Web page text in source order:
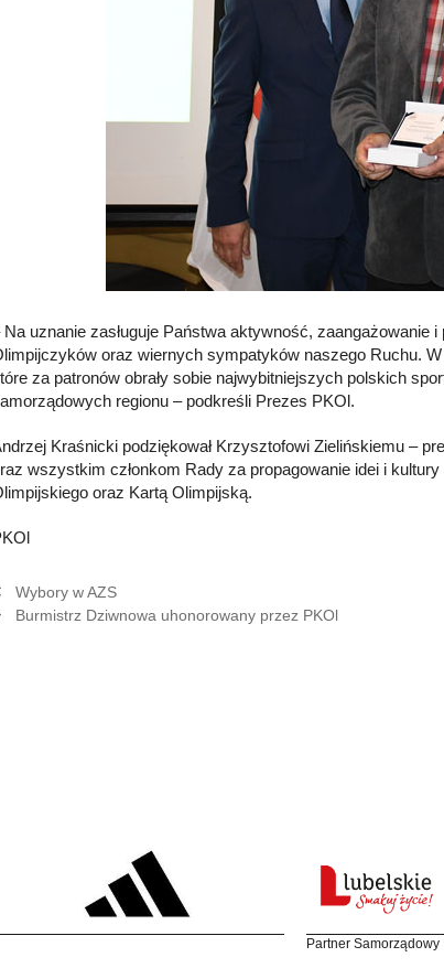
Na uznanie zasługuje Państwa aktywność, zaangażowanie
oraz wiernych sympatyków naszego Ruchu.
za patronów obrały sobie najwybitniejszych polskich
regionu – podkreśli Prezes PKOl.
Kraśnicki podziękował Krzysztofowi Zielińskiemu –
wszystkim członkom Rady za propagowanie idei i
oraz Kartą Olimpijską.
Wybory w AZS
Burmistrz Dziwnowa uhonorowany przez PKOl
Partner Samorządowy